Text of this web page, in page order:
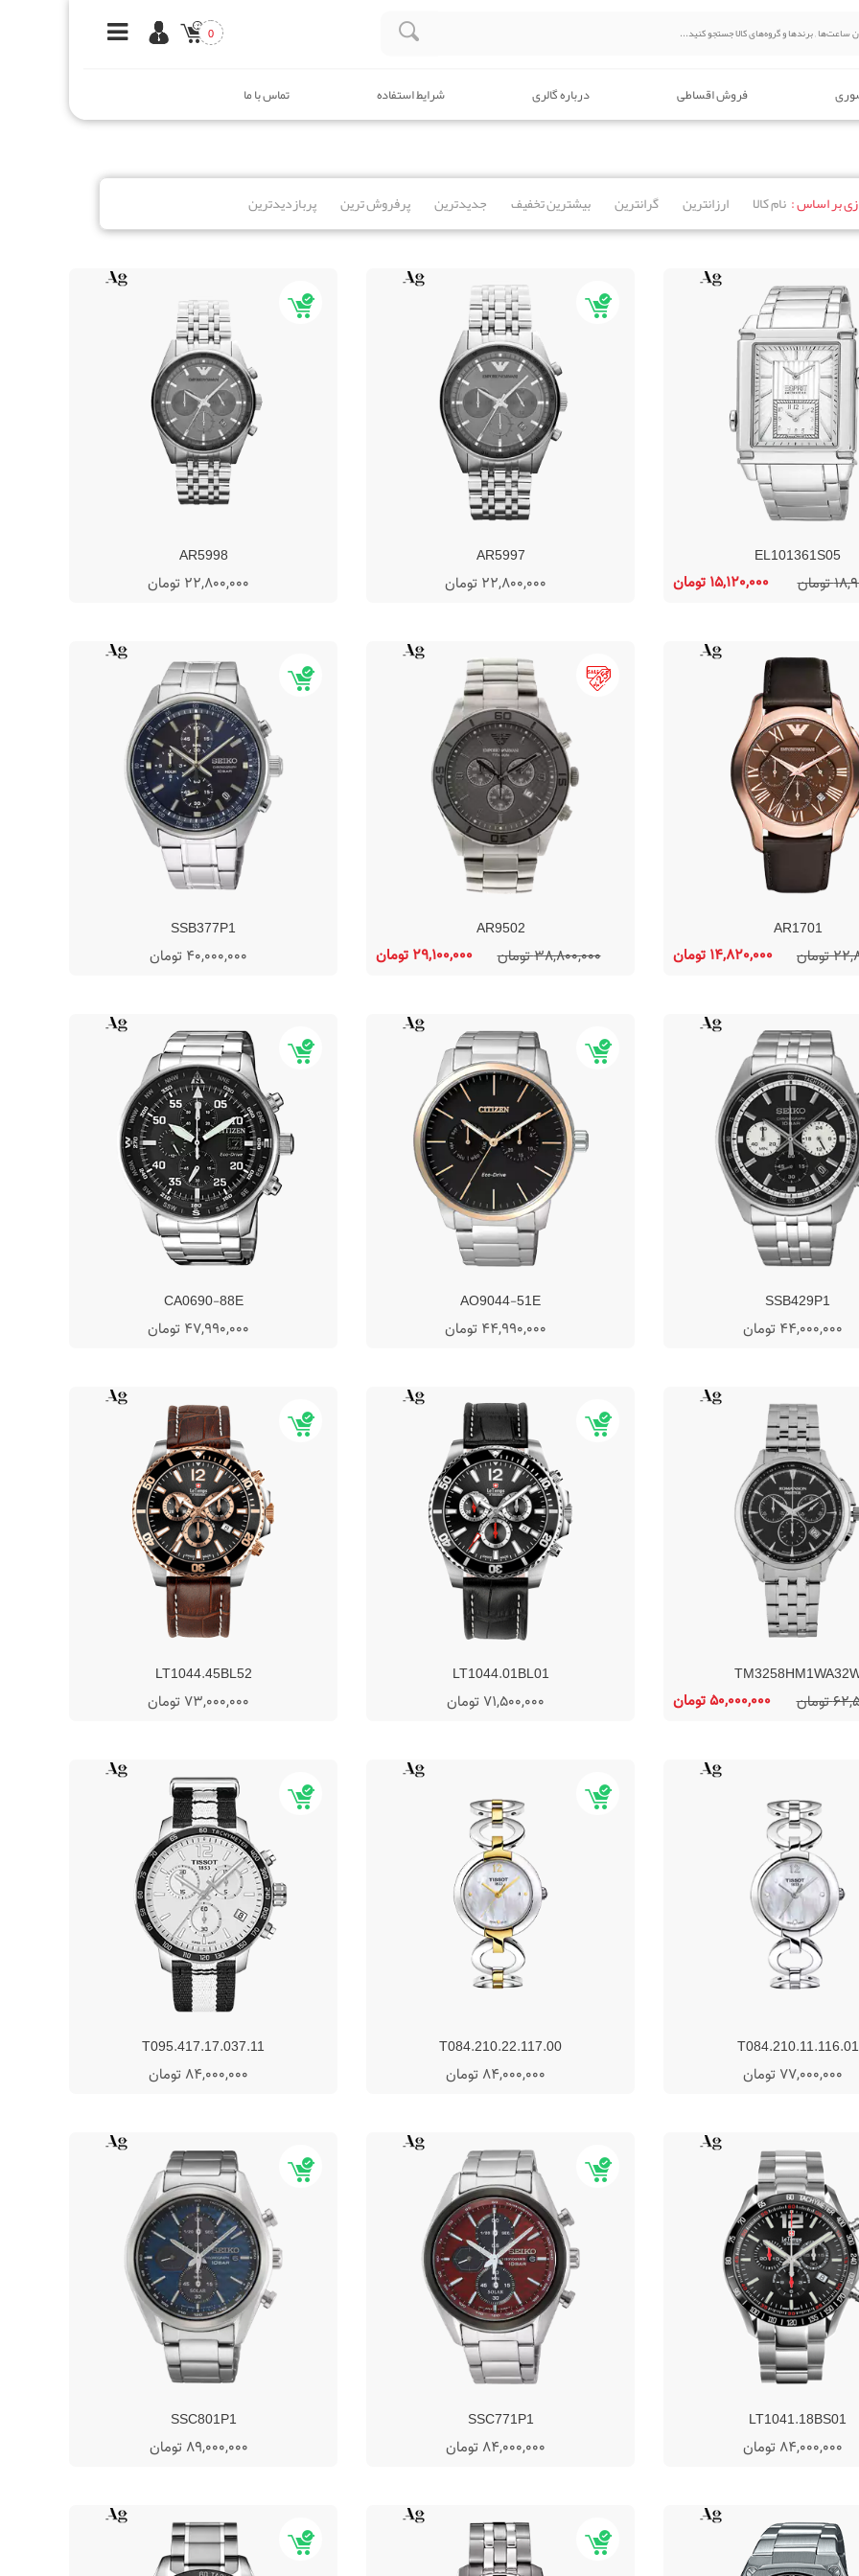
0
فروش اقساطی درباره گالری شرایط استفاده تماس با ما
بر اساس : نام کالا ارزانترین گرانترین بیشترین تخفیف جدیدترین پرفروش ترین پربازدیدترین
EL101361S05
15,120,000 تومان تومان
AR5997
22,800,000 تومان
AR5998
22,800,000 تومان
AR1701
14,820,000 تومان
AR9502
29,100,000 تومان 38,800,000 تومان
SSB377P1
40,000,000 تومان
SSB429P1
44,000,000 تومان
AO9044-51E
44,990,000 تومان
CA0690-88E
47,990,000 تومان
50,000,000 تومان تومان
LT1044.01BL01
71,500,000 تومان
LT1044.45BL52
73,000,000 تومان
T084.210.11.116.01
77,000,000 تومان
T084.210.22.117.00
84,000,000 تومان
T095.417.17.037.11
84,000,000 تومان
LT1041.18BS01
84,000,000 تومان
SSC771P1
84,000,000 تومان
SSC801P1
89,000,000 تومان